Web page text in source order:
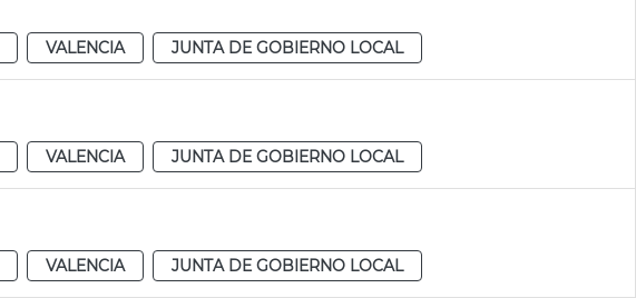
VALENCIA JUNTA DE GOBIERNO LOCAL
VALENCIA JUNTA DE GOBIERNO LOCAL
VALENCIA JUNTA DE GOBIERNO LOCAL